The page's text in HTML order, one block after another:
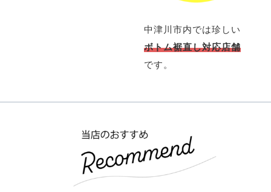
中津川市内では珍しい
ボトム裾直し対応店舗
です。